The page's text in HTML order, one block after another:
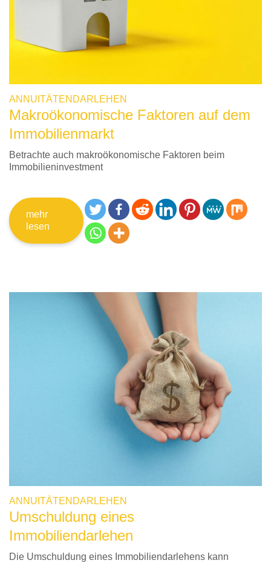
ANNUITÄTENDARLEHEN
Makroökonomische Faktoren auf dem
Immobilienmarkt
Betrachte auch makroökonomische Faktoren beim
Immobilieninvestment
mehr
lesen
ANNUITÄTENDARLEHEN
Umschuldung eines
Immobiliendarlehen
Die Umschuldung eines Immobiliendarlehens kann